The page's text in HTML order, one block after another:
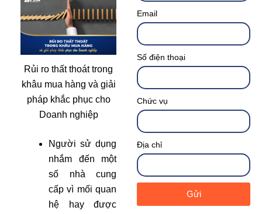
Rủi ro thất thoát trong
khâu mua hàng và giải
pháp khắc phục cho
Doanh nghiệp
Người sử dụng
nhắm đến một
số nhà cung
cấp vì mối quan
hệ hay được
Email
Số điện thoại
Chức vụ
Địa chỉ
Gửi